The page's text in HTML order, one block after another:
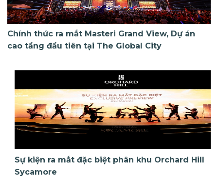
Chính thức ra mắt Masteri Grand View, Dự án
cao tầng đầu tiên tại The Global City
Sự kiện ra mắt đặc biệt phân khu Orchard Hill
Sycamore